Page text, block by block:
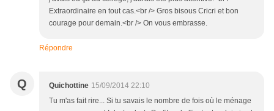
Extraordinaire en tout cas.<br /> Gros bisous Cricri et bon
courage pour demain.<br /> On vous embrasse.
Répondre
Q Quichottine 15/09/2014 22:10
Tu m'as fait rire... Si tu savais le nombre de fois où le ménage